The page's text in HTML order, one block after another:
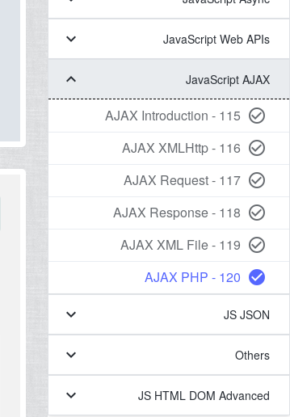
JavaScript Web APIs
keyboard_arrow_down
JavaScript AJAX
keyboard_arrow_down
check_circle_outline
115 - AJAX Introduction
check_circle_outline
116 - AJAX XMLHttp
check_circle_outline
117 - AJAX Request
check_circle_outline
118 - AJAX Response
check_circle_outline
119 - AJAX XML File
check_circle
120 - AJAX PHP
JS JSON
keyboard_arrow_down
Others
keyboard_arrow_down
JS HTML DOM Advanced
keyboard_arrow_down